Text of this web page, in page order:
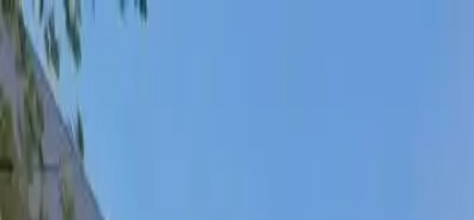
Biuro Nieruchomości
Premium Estate
Oferta O nas